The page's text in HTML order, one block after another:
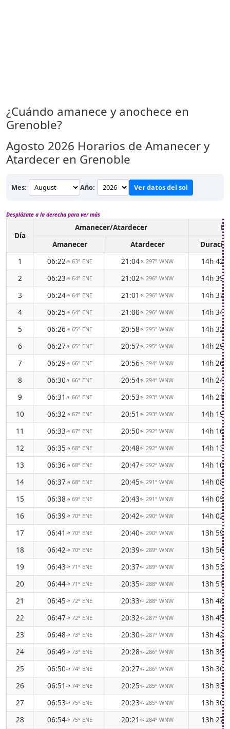
¿Cuándo amanece y anochece en
Grenoble?
Agosto 2026 Horarios de Amanecer y
Atardecer en Grenoble
Mes: Año: Ver datos del sol
Desplázate a la derecha para ver más
Día
Amanecer/Atardecer
Amanecer
Atardecer
1
06:22↑ 63° ENE 21:04↑297° WNW
14h 42m
2
06:23↑ 64° ENE 21:02↑296° WNW
14h 39m
3
06:24↑ 64° ENE 21:01 ↑296° WNW
14h 37m
4
06:25↑ 64° ENE 21:00↑296° WNW
14h 34m
5
06:26↑ 65° ENE 20:58↑295° WNW
14h 32m
6
06:27↑ 65° ENE 20:57↑295° WNW
14h 29m
7
06:29↑ 66° ENE 20:56↑294° WNW
14h 26m
8
06:30↑ 66° ENE 20:54↑294° WNW
14h 24m
9
06:31 ↑ 66° ENE 20:53↑293° WNW
14h 21m
10
06:32↑ 67° ENE 20:51 ↑293° WNW
14h 19m
11
06:33↑ 67° ENE 20:50↑ 292° WNW
14h 16m
12
06:35↑ 68° ENE 20:48↑ 292° WNW
14h 13m
13
06:36↑ 68° ENE 20:47↑ 292° WNW
14h 10m
14
06:37↑ 68° ENE 20:45↑ 291° WNW
14h 08m
15
06:38↑ 69° ENE 20:43↑ 291° WNW
14h 05m
16
06:39↑ 70° ENE 20:42↑ 290° WNW
14h 02m
17
06:41 ↑ 70° ENE 20:40↑ 290° WNW
13h 59m
18
06:42↑ 70° ENE 20:39↑ 289° WNW
13h 56m
19
06:43↑ 71° ENE 20:37↑ 289° WNW
13h 53m
20
06:44↑ 71° ENE 20:35↑ 288° WNW
13h 51m
21
06:45↑ 72° ENE 20:33↑ 288° WNW
13h 48m
22
06:47↑ 72° ENE 20:32↑ 287° WNW
13h 45m
23
06:48↑ 73° ENE 20:30↑ 287° WNW
13h 42m
24
06:49↑ 73° ENE 20:28↑ 286° WNW
13h 39m
25
06:50↑ 74° ENE 20:27↑ 286° WNW
13h 36m
26
06:51 ↑ 74° ENE 20:25↑ 285° WNW
13h 33m
27
06:53↑ 75° ENE 20:23↑ 285° WNW
13h 30m
28
06:54↑ 75° ENE 20:21 ↑ 284° WNW 13h 27m